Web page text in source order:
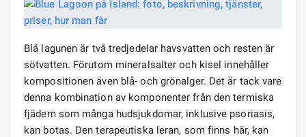
Blå lagunen är två tredjedelar havsvatten och resten är
sötvatten. Förutom mineralsalter och kisel innehåller
kompositionen även blå- och grönalger. Det är tack vare
denna kombination av komponenter från den termiska
fjädern som många hudsjukdomar, inklusive psoriasis,
kan botas. Den terapeutiska leran, som finns här, kan